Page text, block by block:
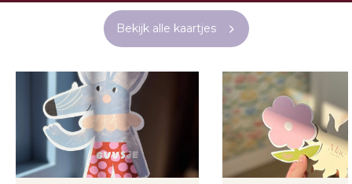
10+ jaar ervaring als grafisch vormgever
Bekijk alle kaartjes